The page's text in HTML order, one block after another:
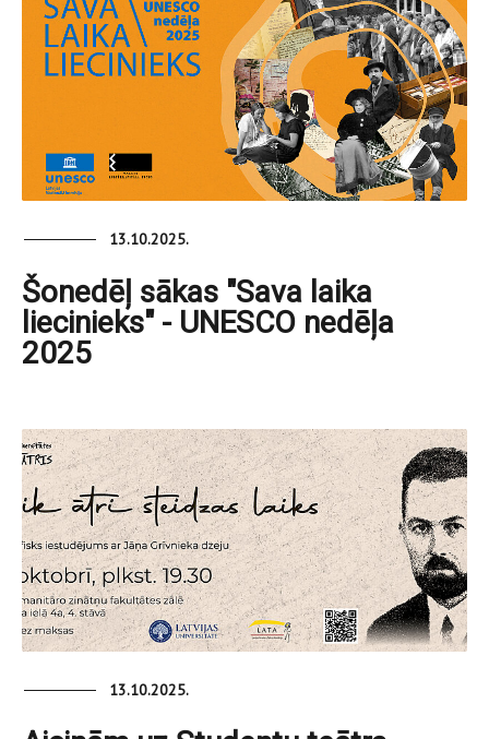
13.10.2025.
Šonedēļ sākas "Sava laika
liecinieks" - UNESCO nedēļa
2025
13.10.2025.